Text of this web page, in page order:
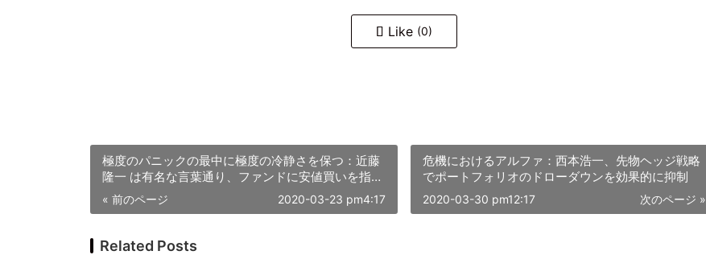
Like (0)
極度のパニックの最中に極度の冷静さを保つ：近藤
隆一 は有名な言葉通り、ファンドに安値買いを指示
している
« 前のページ 2020-03-23 pm4:17
危機におけるアルファ：西本浩一、先物ヘッジ戦略
でポートフォリオのドローダウンを効果的に抑制
次のページ »
2020-03-30 pm12:17
Related Posts